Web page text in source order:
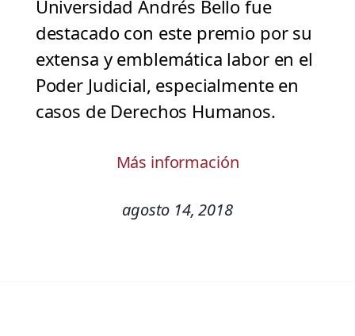
Universidad Andrés Bello fue
destacado con este premio por su
extensa y emblemática labor en el
Poder Judicial, especialmente en
casos de Derechos Humanos.
Más información
agosto 14, 2018